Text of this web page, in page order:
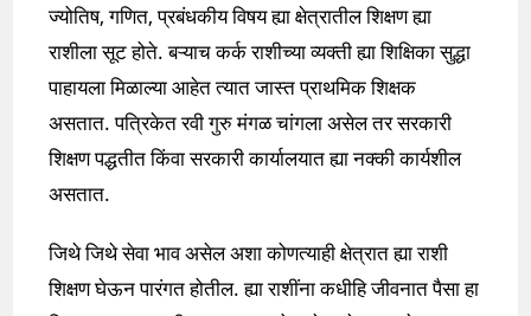
ज्योतिष, गणित, प्रबंधकीय विषय ह्या क्षेत्रातील शिक्षण ह्या
राशीला सूट होते. बऱ्याच कर्क राशीच्या व्यक्ती ह्या शिक्षिका सुद्धा
पाहायला मिळाल्या आहेत त्यात जास्त प्राथमिक शिक्षक
असतात. पत्रिकेत रवी गुरु मंगळ चांगला असेल तर सरकारी
शिक्षण पद्धतीत किंवा सरकारी कार्यालयात ह्या नक्की कार्यशील
असतात.
जिथे जिथे सेवा भाव असेल अशा कोणत्याही क्षेत्रात ह्या राशी
शिक्षण घेऊन पारंगत होतील. ह्या राशींना कधीहि जीवनात पैसा हा